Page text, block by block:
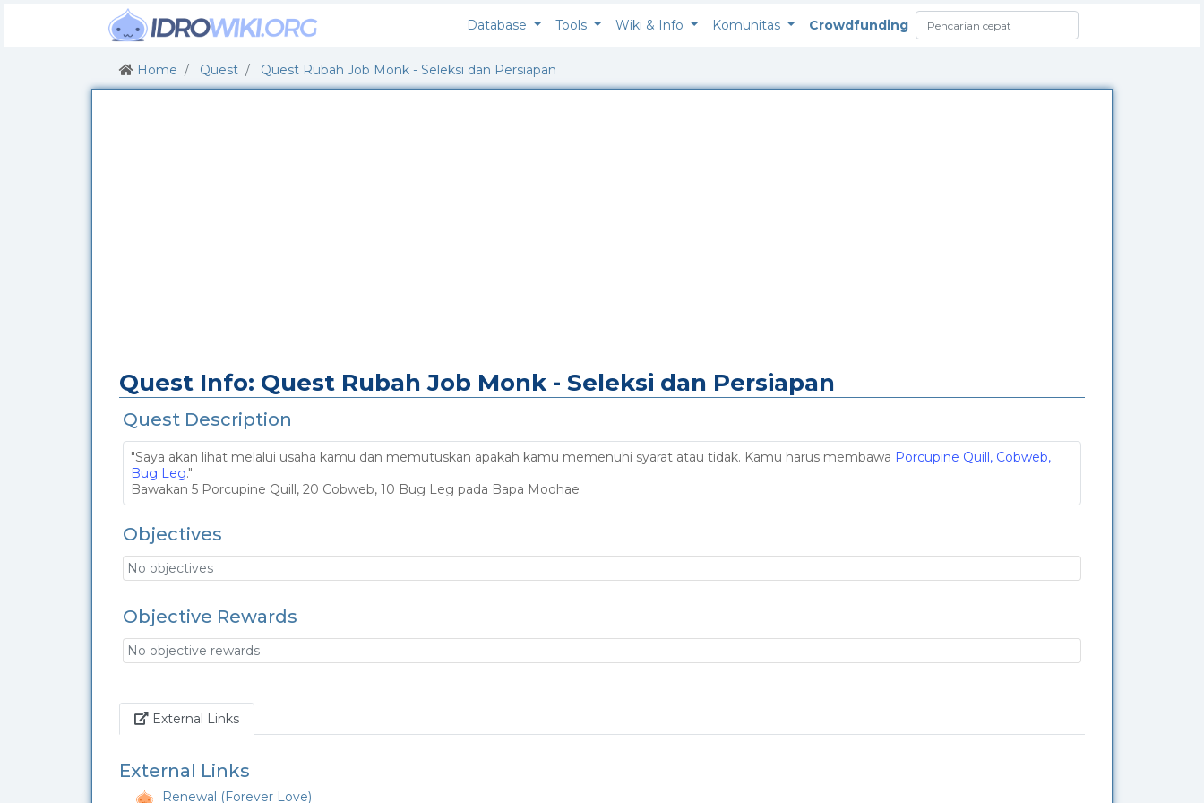
Database Tools Wiki & Info Komunitas Crowdfunding
Home Quest Quest Rubah Job Monk - Seleksi dan Persiapan
Quest Info: Quest Rubah Job Monk - Seleksi dan Persiapan
Quest Description
"Saya akan lihat melalui usaha kamu dan memutuskan apakah kamu memenuhi syarat atau tidak. Kamu harus membawa Porcupine Quill, Cobweb,
Bug Leg."
Bawakan 5 Porcupine Quill, 20 Cobweb, 10 Bug Leg pada Bapa Moohae
Objectives
No objectives
Objective Rewards
No objective rewards
External LinksLink
External Links
Renewal (Forever Love)